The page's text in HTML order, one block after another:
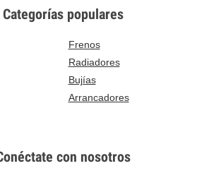
Categorías populares
Frenos
Radiadores
Bujías
Arrancadores
con nosotros